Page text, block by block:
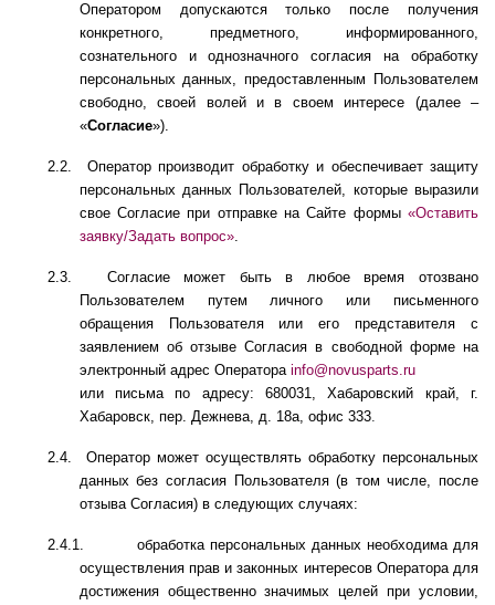
Оператором допускаются только после получения
конкретного, предметного, информированного,
сознательного и однозначного согласия на обработку
персональных данных, предоставленным Пользователем
свободно, своей волей и в своем интересе (далее –
«Согласие»).
2.2.
Оператор производит обработку и обеспечивает защиту
персональных данных Пользователей, которые выразили
свое Согласие при отправке на Сайте формы «Оставить
заявку/Задать вопрос».
2.3.
Согласие может быть в любое время отозвано
Пользователем путем личного или письменного
обращения Пользователя или его представителя с
заявлением об отзыве Согласия в свободной форме на
электронный адрес Оператора info@novusparts.ru
или письма по адресу: 680031, Хабаровский край, г.
Хабаровск, пер. Дежнева, д. 18а, офис 333.
2.4.
Оператор может осуществлять обработку персональных
данных без согласия Пользователя (в том числе, после
отзыва Согласия) в следующих случаях:
2.4.1.
обработка персональных данных необходима для
осуществления прав и законных интересов Оператора для
достижения общественно значимых целей при условии,